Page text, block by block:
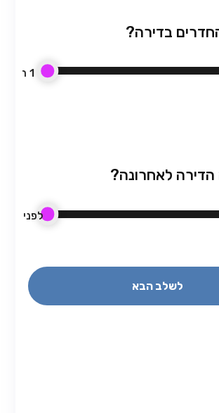
בדירה?
1
לאחרונה?
לפני
לשלב הבא